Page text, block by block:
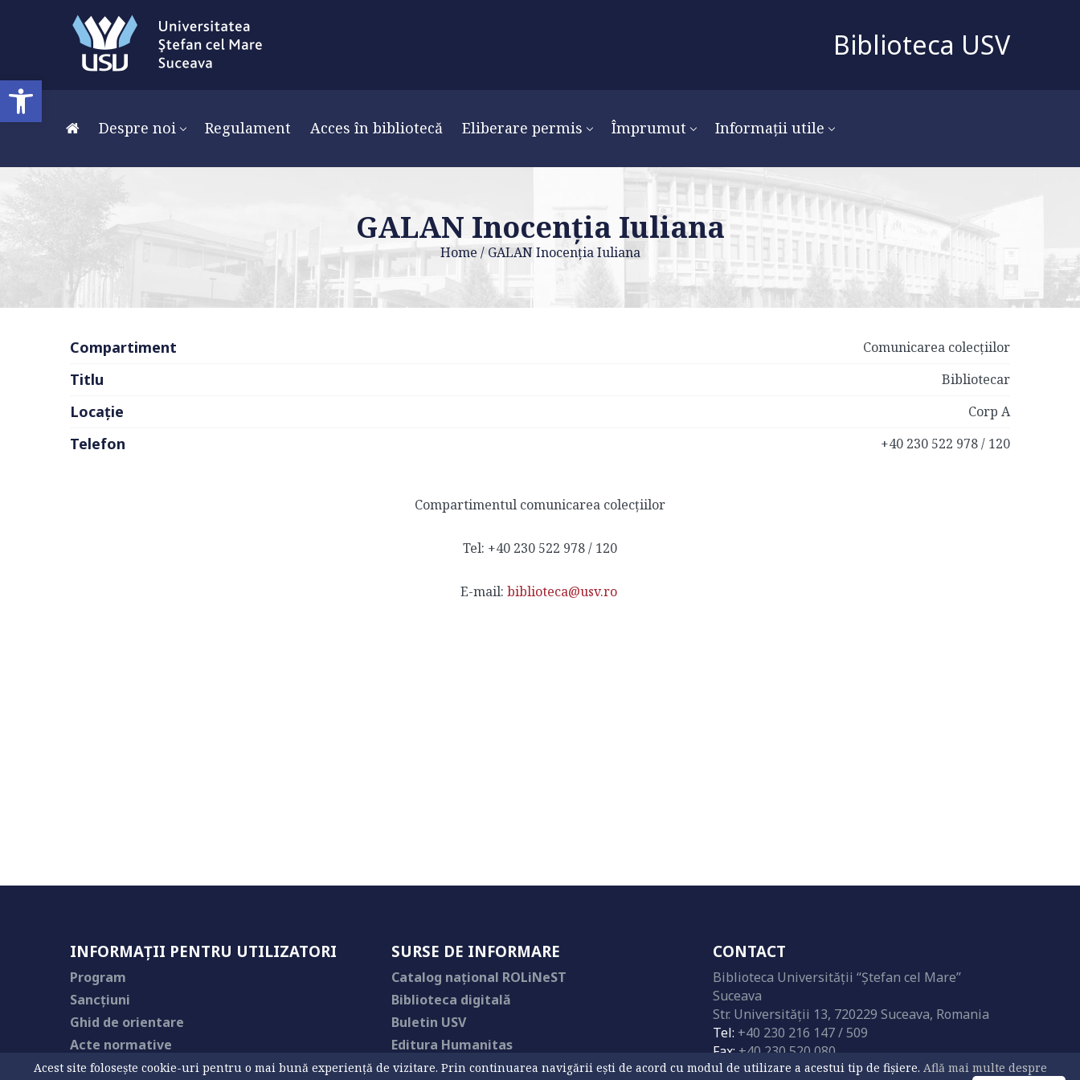
Deschide bara de unelte
Biblioteca USV
Despre noi Regulament Acces în bibliotecă Eliberare permis Împrumut Informații utile
GALAN Inocenția Iuliana
Home / GALAN Inocenția Iuliana
Compartiment Comunicarea colecțiilor
Titlu Bibliotecar
Locație Corp A
Telefon +40 230 522 978 / 120
Compartimentul comunicarea colecțiilor
Tel: +40 230 522 978 / 120
E-mail: biblioteca@usv.ro
INFORMAȚII PENTRU UTILIZATORI
Program
Sancțiuni
Ghid de orientare
Acte normative
SURSE DE INFORMARE
Catalog național ROLiNeST
Biblioteca digitală
Buletin USV
Editura Humanitas
CONTACT
Biblioteca Universităţii “Ştefan cel Mare”
Suceava
Str. Universităţii 13, 720229 Suceava, Romania
Tel: +40 230 216 147 / 509
Fax: +40 230 520 080
Email:biblioteca@usv.ro
Acest site folosește cookie-uri pentru o mai bună experiență de vizitare. Prin continuarea navigării ești de acord cu modul de utilizare a acestui tip de fișiere. Află mai multe despre